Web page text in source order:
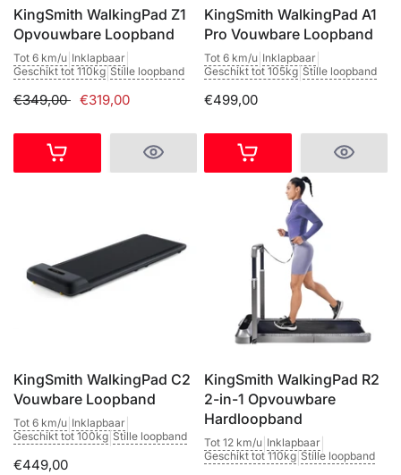
KingSmith WalkingPad Z1
Opvouwbare Loopband
Tot 6 km/u Inklapbaar
Geschikt tot 110kg Stille loopband
€349,00 €319,00
KingSmith WalkingPad A1
Pro Vouwbare Loopband
Tot 6 km/u Inklapbaar
Geschikt tot 105kg Stille loopband
€499,00
KingSmith WalkingPad C2
Vouwbare Loopband
Tot 6 km/u Inklapbaar
Geschikt tot 100kg Stille loopband
€449,00
KingSmith WalkingPad R2
2-in-1 Opvouwbare
Hardloopband
Tot 12 km/u Inklapbaar
Geschikt tot 110kg Stille loopband